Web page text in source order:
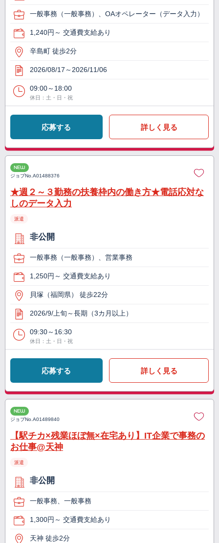
一般事務（一般事務）、OAオペレーター（データ入力）
1,240円～ 交通費支給あり
辛島町 徒歩2分
2026/08/17～2026/11/06
09:00～18:00
休日：土・日・祝
応募する 詳しく見る
NEW
ジョブNo.A01488376
★週２～３勤務の扶養枠内の働き方★電話応対な
しのデータ入力
派遣
非公開
一般事務（一般事務）、営業事務
1,250円～ 交通費支給あり
貝塚（福岡県） 徒歩22分
2026/9/上旬～長期（3カ月以上）
09:30～16:30
休日：土・日・祝
応募する 詳しく見る
NEW
ジョブNo.A01489840
【駅チカ×残業ほぼ無×在宅あり】IT企業で事務の
お仕事@天神
派遣
非公開
一般事務、一般事務
1,300円～ 交通費支給あり
天神 徒歩2分